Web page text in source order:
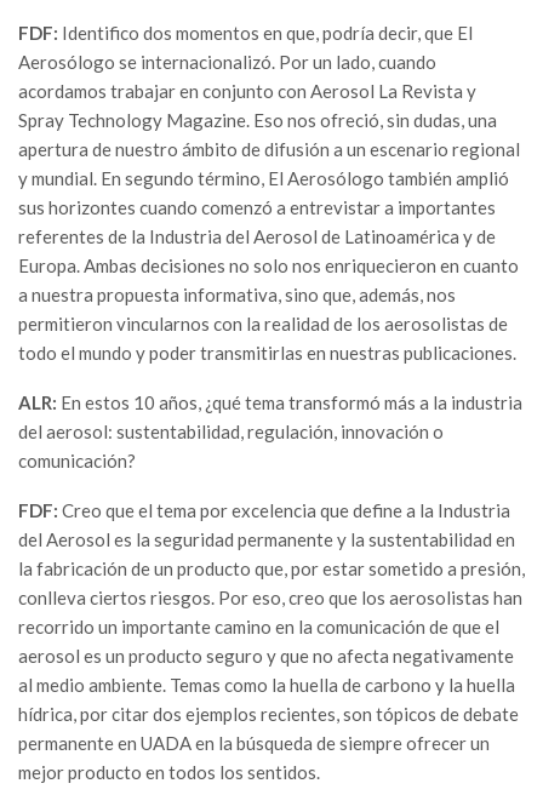
FDF: Identifico dos momentos en que, podría decir, que El
Aerosólogo se internacionalizó. Por un lado, cuando
acordamos trabajar en conjunto con Aerosol La Revista y
Spray Technology Magazine. Eso nos ofreció, sin dudas, una
apertura de nuestro ámbito de difusión a un escenario regional
y mundial. En segundo término, El Aerosólogo también amplió
sus horizontes cuando comenzó a entrevistar a importantes
referentes de la Industria del Aerosol de Latinoamérica y de
Europa. Ambas decisiones no solo nos enriquecieron en cuanto
a nuestra propuesta informativa, sino que, además, nos
permitieron vincularnos con la realidad de los aerosolistas de
todo el mundo y poder transmitirlas en nuestras publicaciones.
ALR: En estos 10 años, ¿qué tema transformó más a la industria
del aerosol: sustentabilidad, regulación, innovación o
comunicación?
FDF: Creo que el tema por excelencia que define a la Industria
del Aerosol es la seguridad permanente y la sustentabilidad en
la fabricación de un producto que, por estar sometido a presión,
conlleva ciertos riesgos. Por eso, creo que los aerosolistas han
recorrido un importante camino en la comunicación de que el
aerosol es un producto seguro y que no afecta negativamente
al medio ambiente. Temas como la huella de carbono y la huella
hídrica, por citar dos ejemplos recientes, son tópicos de debate
permanente en UADA en la búsqueda de siempre ofrecer un
mejor producto en todos los sentidos.